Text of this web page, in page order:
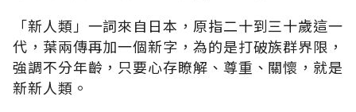
「新人類」一詞來自日本，原指二十到三十歲這一
代，葉兩傳再加一個新字，為的是打破族群界限，
強調不分年齡，只要心存瞭解、尊重、關懷，就是
新新人類。